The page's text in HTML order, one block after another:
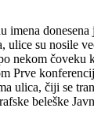
imena
ulice su nosile
nekom
Prve
ulica, čiji se
beleške